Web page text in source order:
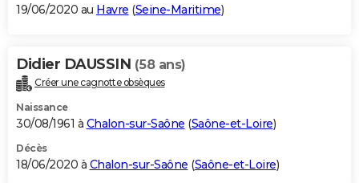
19/06/2020 au Havre (Seine-Maritime)
Didier DAUSSIN (58 ans)
Créer une cagnotte obsèques
Naissance
30/08/1961 à Chalon-sur-Saône (Saône-et-Loire)
Décès
18/06/2020 à Chalon-sur-Saône (Saône-et-Loire)